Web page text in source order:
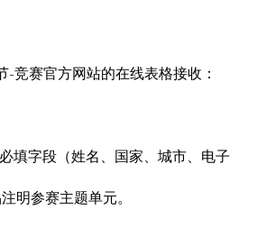
-竞赛官方网站的在线表格接收：
填字段（姓名、国家、城市、电子
明参赛主题单元。